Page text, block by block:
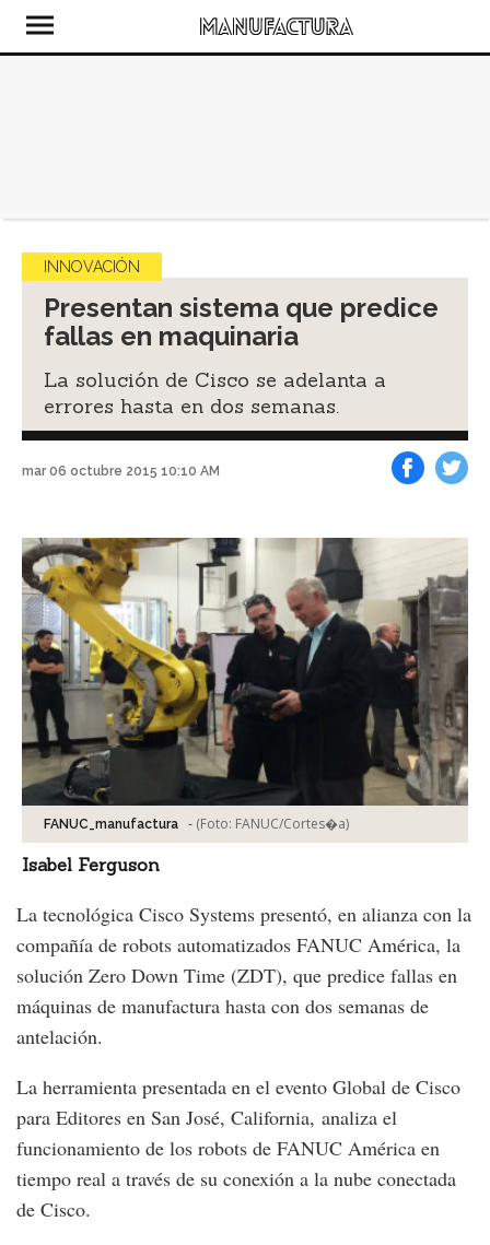
INNOVACIÓN
Presentan sistema que predice
fallas en maquinaria
La solución de Cisco se adelanta a
errores hasta en dos semanas.
mar 06 octubre 2015 10:10 AM
FANUC_manufactura - (Foto: FANUC/Cortes�a)
Isabel Ferguson
La tecnológica Cisco Systems presentó, en alianza con la
compañía de robots automatizados FANUC América, la
solución Zero Down Time (ZDT), que predice fallas en
máquinas de manufactura hasta con dos semanas de
antelación.
La herramienta presentada en el evento Global de Cisco
para Editores en San José, California, analiza el
funcionamiento de los robots de FANUC América en
tiempo real a través de su conexión a la nube conectada
de Cisco.